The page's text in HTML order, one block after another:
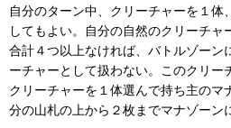
自分のターン中、クリーチャーを１体
してもよい。自分の自然のクリーチ
合計４つ以上なければ、バトルゾーン
ーチャーとして扱わない。このクリー
クリーチャーを１体選んで持ち主のマ
分の山札の上から２枚までマナゾーン